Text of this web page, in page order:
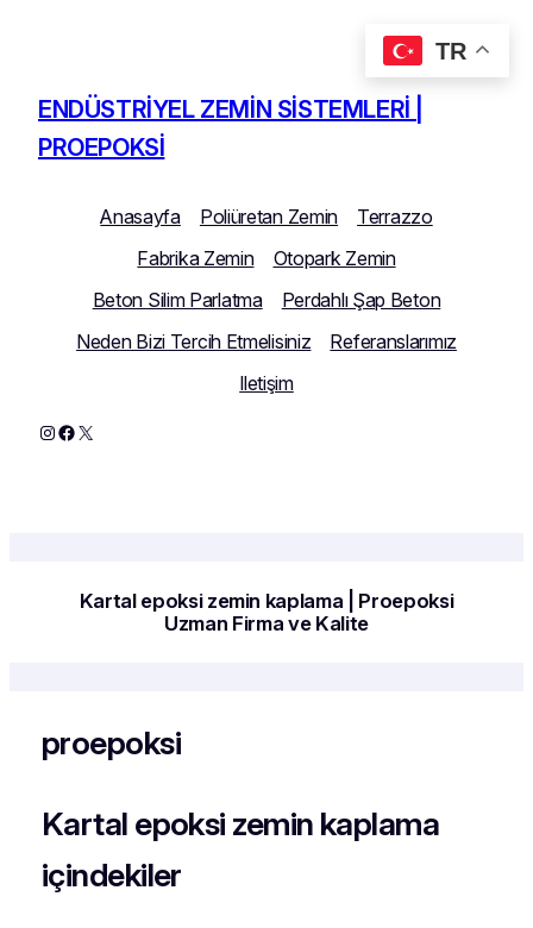
ENDÜSTRIYEL ZEMIN SISTEMLERI |
PROEPOKSI
Anasayfa Poliüretan Zemin
Terrazzo
Fabrika Zemin
Otopark Zemin
Beton Silim Parlatma
Perdahlı Şap Beton
Neden Bizi Tercih Etmelisiniz
Referanslarımız
Iletişim
Instagram
Facebook
X
Kartal epoksi zemin kaplama | Proepoksi
Uzman Firma ve Kalite
proepoksi
Kartal epoksi zemin kaplama
içindekiler
TR